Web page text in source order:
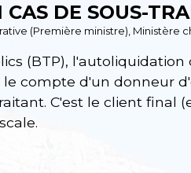
DE SOUS-
(Première ministre), Ministère
(BTP), l'autoliquidation
compte d'un donneur
C'est le client final